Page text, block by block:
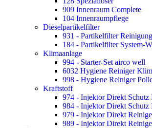
909 Innenraum Complete
104 Innenraumpflege
Dieselpartikelfilter
931 - Partikelfilter
184 - Partikelfilter System-
Klimaanlage
994 - Starter-Set airco well
6032 Hygiene Reiniger
998 - Hygiene Reiniger
Kraftstoff
974 - Injektor Direkt Schutz
984 - Injektor Direkt Schutz
979 - Injektor Direkt
989 - Injektor Direkt